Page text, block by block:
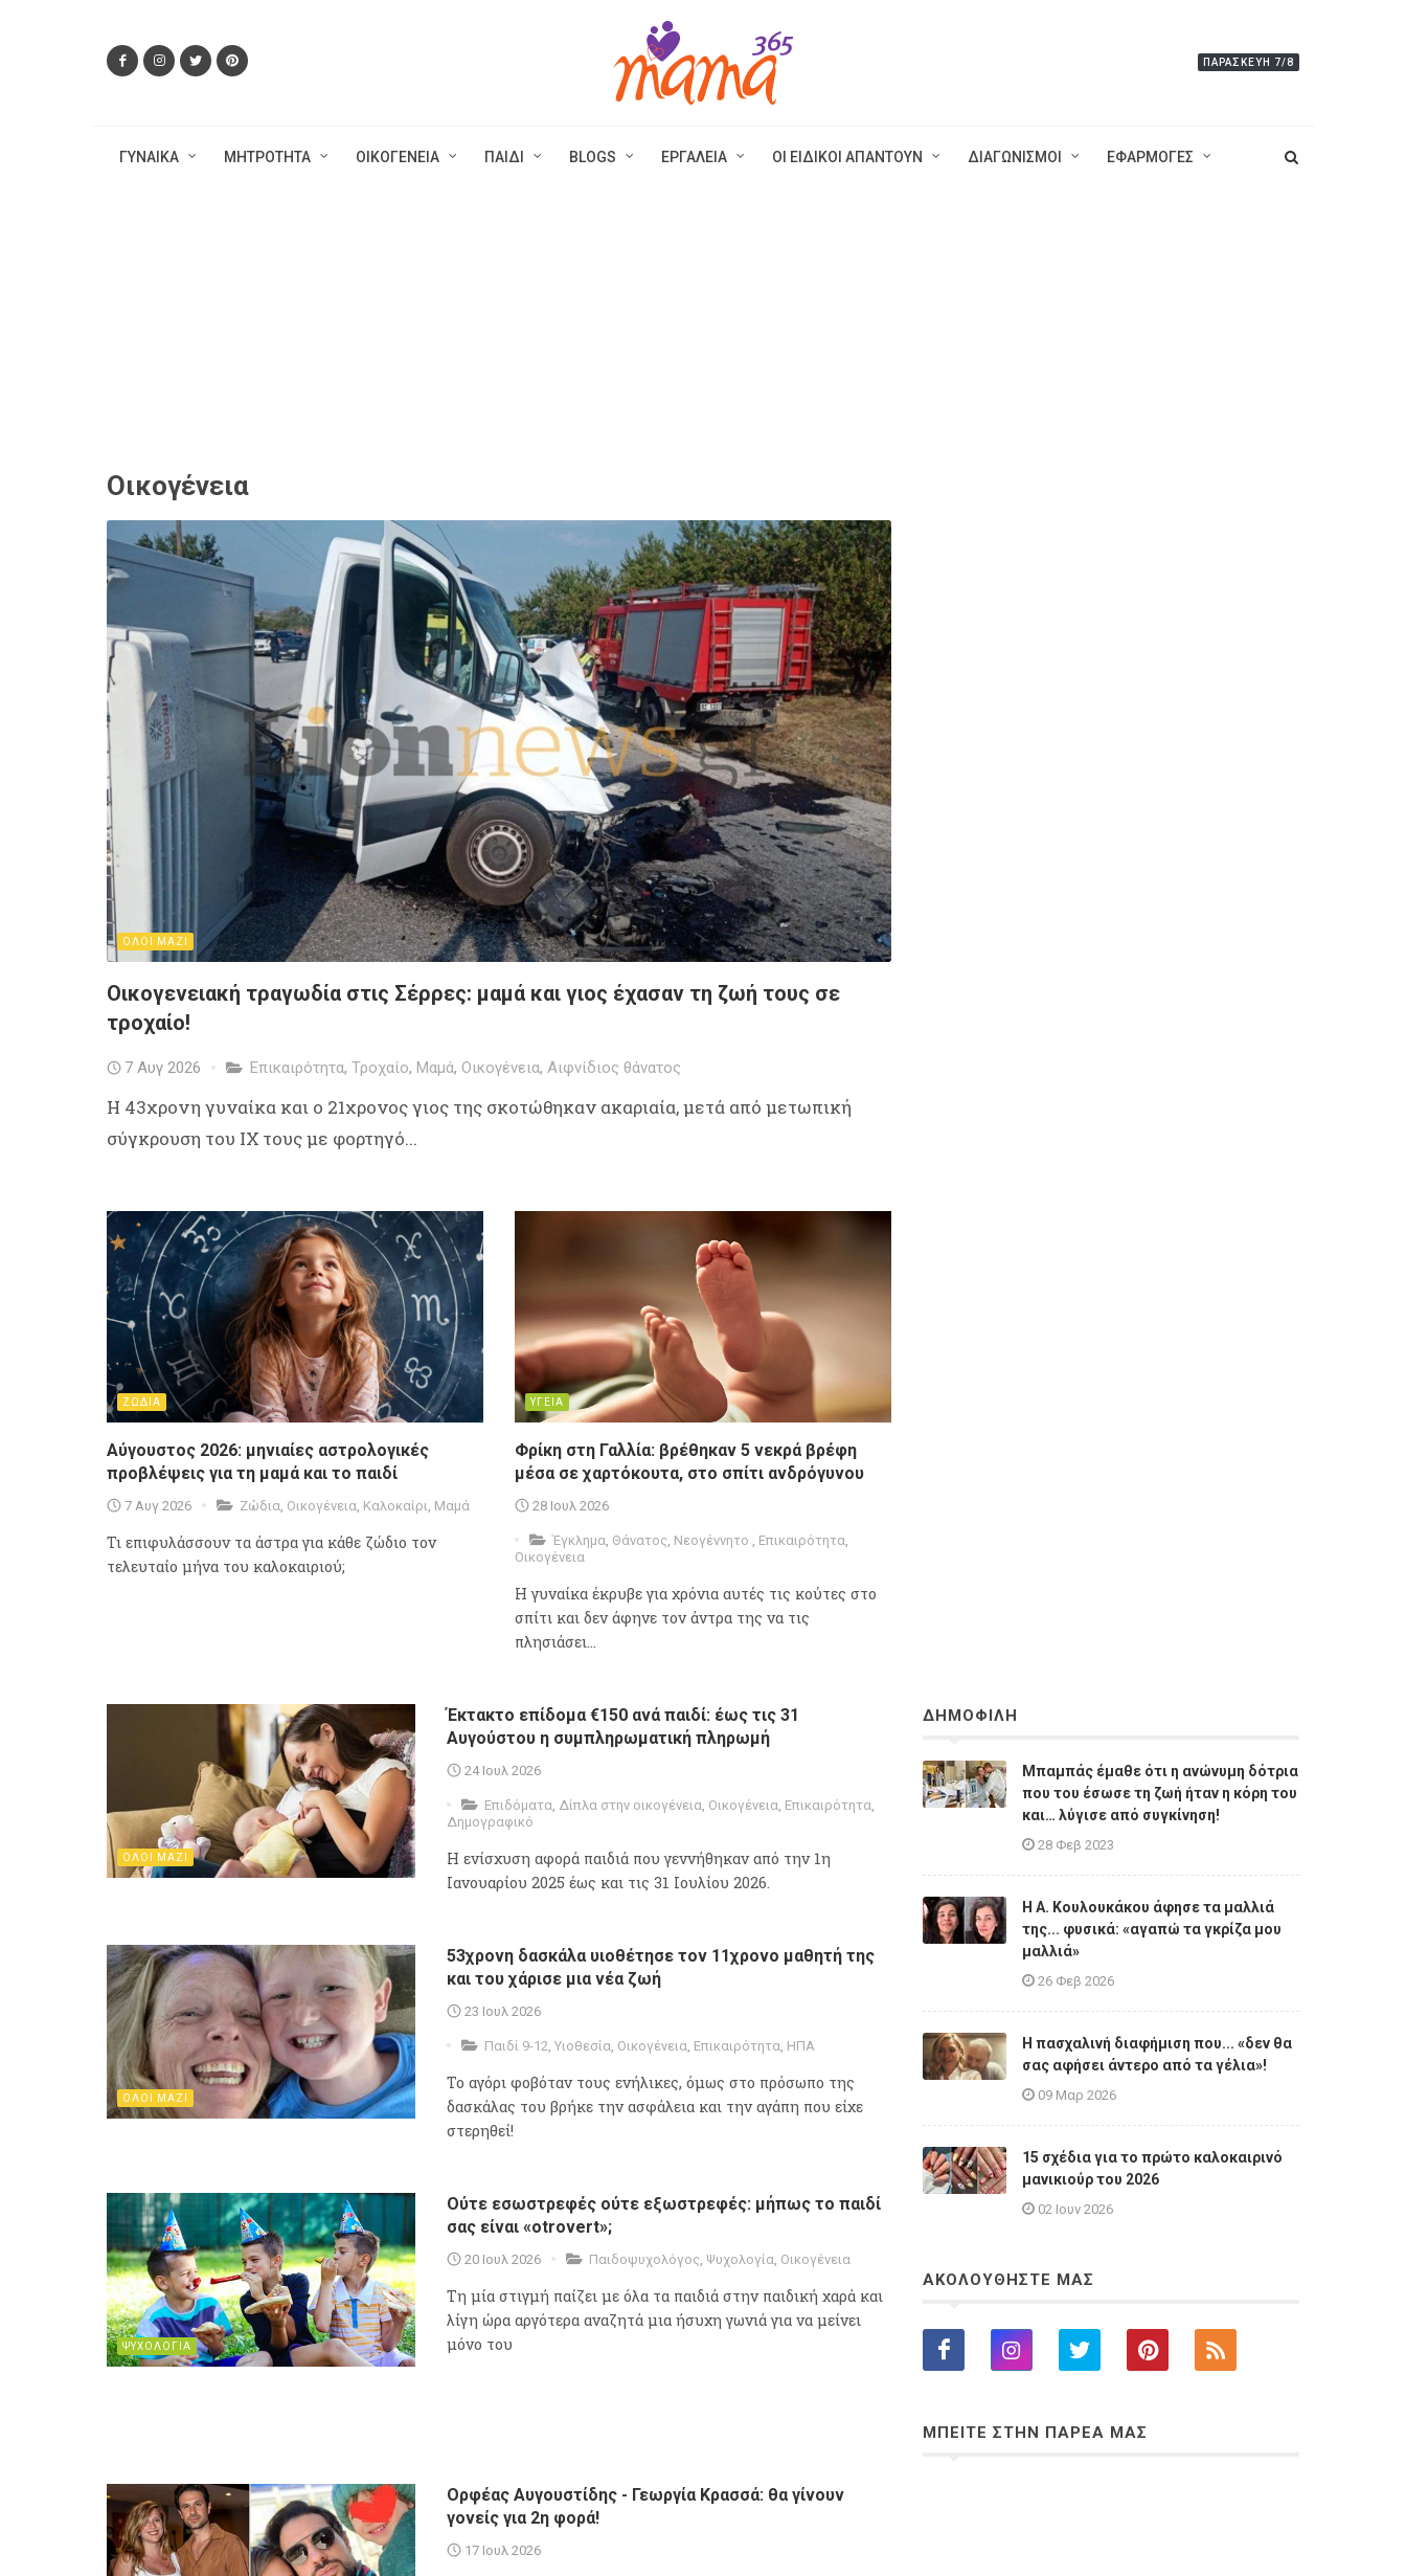
ΠΑΡΑΣΚΕΥΉ 7/8
ΓΥΝΑΙΚΑ ΜΗΤΡΟΤΗΤΑ ΟΙΚΟΓΕΝΕΙΑ ΠΑΙΔΙ BLOGS ΕΡΓΑΛΕΙΑ ΟΙ ΕΙΔΙΚΟΙ ΑΠΑΝΤΟΥΝ ΔΙΑΓΩΝΙΣΜΟΙ ΕΦΑΡΜΟΓΕΣ
Οικογένεια
ΟΛΟΙ ΜΑΖΙ
Οικογενειακή τραγωδία στις Σέρρες: μαμά και γιος έχασαν τη ζωή τους σε
τροχαίο!
7 Αυγ 2026 Επικαιρότητα, Τροχαίο, Μαμά, Οικογένεια, Αιφνίδιος θάνατος
Η 43χρονη γυναίκα και ο 21χρονος γιος της σκοτώθηκαν ακαριαία, μετά από μετωπική
σύγκρουση του ΙΧ τους με φορτηγό...
ΖΩΔΙΑ
Αύγουστος 2026: μηνιαίες αστρολογικές
προβλέψεις για τη μαμά και το παιδί
7 Αυγ 2026 Ζώδια, Οικογένεια, Καλοκαίρι, Μαμά
Τι επιφυλάσσουν τα άστρα για κάθε ζώδιο τον
τελευταίο μήνα του καλοκαιριού;
ΥΓΕΙΑ
Φρίκη στη Γαλλία: βρέθηκαν 5 νεκρά βρέφη
μέσα σε χαρτόκουτα, στο σπίτι ανδρόγυνου
28 Ιουλ 2026
Έγκλημα, Θάνατος, Νεογέννητο , Επικαιρότητα,
Οικογένεια
Η γυναίκα έκρυβε για χρόνια αυτές τις κούτες στο
σπίτι και δεν άφηνε τον άντρα της να τις
πλησιάσει...
ΟΛΟΙ ΜΑΖΙ
Έκτακτο επίδομα €150 ανά παιδί: έως τις 31
Αυγούστου η συμπληρωματική πληρωμή
24 Ιουλ 2026
Επιδόματα, Δίπλα στην οικογένεια, Οικογένεια, Επικαιρότητα,
Δημογραφικό
Η ενίσχυση αφορά παιδιά που γεννήθηκαν από την 1η
Ιανουαρίου 2025 έως και τις 31 Ιουλίου 2026.
ΟΛΟΙ ΜΑΖΙ
53χρονη δασκάλα υιοθέτησε τον 11χρονο μαθητή της
και του χάρισε μια νέα ζωή
23 Ιουλ 2026
Παιδί 9-12, Υιοθεσία, Οικογένεια, Επικαιρότητα, ΗΠΑ
Το αγόρι φοβόταν τους ενήλικες, όμως στο πρόσωπο της
δασκάλας του βρήκε την ασφάλεια και την αγάπη που είχε
στερηθεί!
ΨΥΧΟΛΟΓΙΑ
Ούτε εσωστρεφές ούτε εξωστρεφές: μήπως το παιδί
σας είναι «otrovert»;
20 Ιουλ 2026 Παιδοψυχολόγος, Ψυχολογία, Οικογένεια
Τη μία στιγμή παίζει με όλα τα παιδιά στην παιδική χαρά και
λίγη ώρα αργότερα αναζητά μια ήσυχη γωνιά για να μείνει
μόνο του
Ορφέας Αυγουστίδης - Γεωργία Κρασσά: θα γίνουν
γονείς για 2η φορά!
17 Ιουλ 2026
ΔΗΜΟΦΙΛΗ
Μπαμπάς έμαθε ότι η ανώνυμη δότρια
που του έσωσε τη ζωή ήταν η κόρη του
και… λύγισε από συγκίνηση!
28 Φεβ 2023
Η A. Κουλουκάκου άφησε τα μαλλιά
της... φυσικά: «αγαπώ τα γκρίζα μου
μαλλιά»
26 Φεβ 2026
Η πασχαλινή διαφήμιση που... «δεν θα
σας αφήσει άντερο από τα γέλια»!
09 Μαρ 2026
15 σχέδια για το πρώτο καλοκαιρινό
μανικιούρ του 2026
02 Ιουν 2026
ΑΚΟΛΟΥΘΗΣΤΕ ΜΑΣ
ΜΠΕΙΤΕ ΣΤΗΝ ΠΑΡΕΑ ΜΑΣ